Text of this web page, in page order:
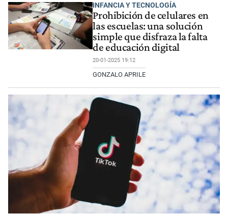
INFANCIA Y TECNOLOGÍA
Prohibición de celulares en
las escuelas: una solución
simple que disfraza la falta
de educación digital
20-01-2025 19:12
GONZALO APRILE